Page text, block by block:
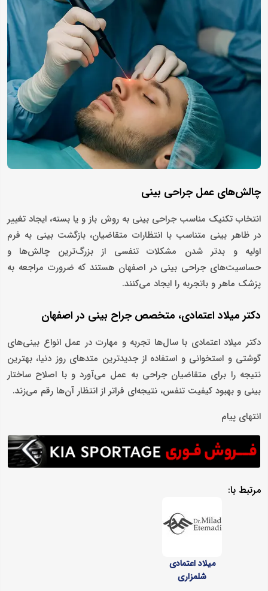
چالش‌های عمل جراحی بینی
انتخاب تکنیک مناسب جراحی بینی به روش باز و یا بسته، ایجاد تغییر
در ظاهر بینی متناسب با انتظارات متقاضیان، بازگشت بینی به فرم
اولیه و بدتر شدن مشکلات تنفسی از بزرگ‌ترین چالش‌ها و
حساسیت‌های جراحی بینی در اصفهان هستند که ضرورت مراجعه به
پزشک ماهر و باتجربه را ایجاد می‌کنند.
دکتر میلاد اعتمادی، متخصص جراح بینی در اصفهان
دکتر میلاد اعتمادی با سال‌ها تجربه و مهارت در عمل انواع بینی‌های
گوشتی و استخوانی و استفاده از جدید‌ترین متدهای روز دنیا، بهترین
نتیجه را برای متقاضیان جراحی به عمل می‌آورد و با اصلاح ساختار
بینی و بهبود کیفیت تنفس، نتیجه‌ای فراتر از انتظار آن‌ها رقم می‌زند.
انتهای پیام
مرتبط با:
میلاد اعتمادی
شلمزاری